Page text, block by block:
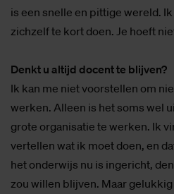
is een snelle en pittige wereld.
zichzelf te kort doen. Je hoeft
Denkt u altijd docent te blijven?
Ik kan me niet voorstellen om
werken. Alleen is het soms wel
grote organisatie te werken. Ik
vertellen wat ik moet doen, en
het onderwijs nu is ingericht,
zou willen blijven. Maar